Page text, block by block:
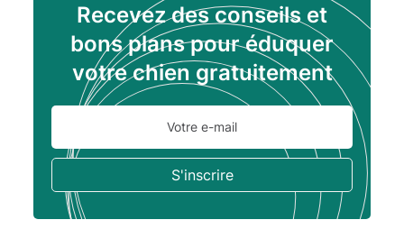
Recevez des conseils et
bons plans pour éduquer
votre chien gratuitement